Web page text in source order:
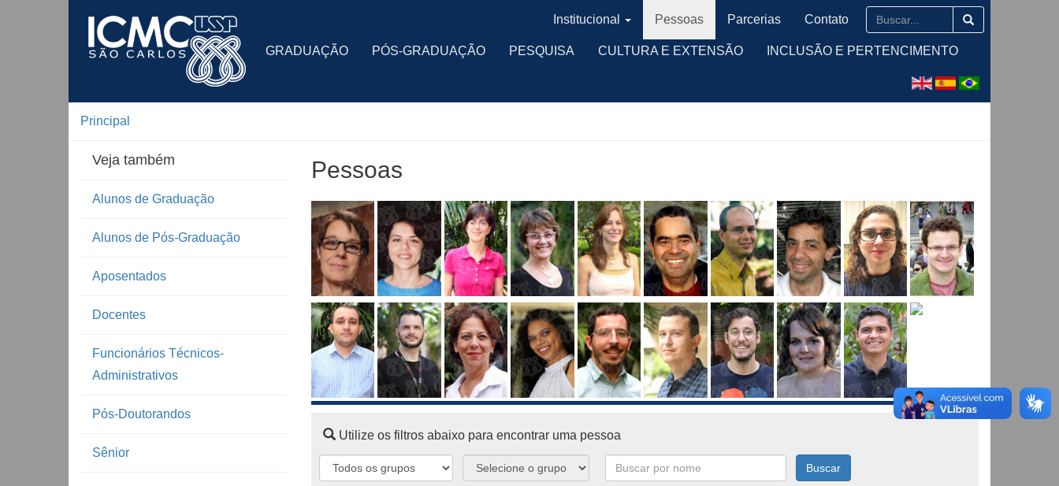
GRADUAÇÃO PÓS-GRADUAÇÃO PESQUISA CULTURA E EXTENSÃO INCLUSÃO E PERTENCIMENTO
Institucional Pessoas Parcerias Contato
Principal
Veja também
Alunos de Graduação
Alunos de Pós-Graduação
Aposentados
Docentes
Funcionários Técnicos-
Administrativos
Pós-Doutorandos
Sênior
Pessoas
Utilize os filtros abaixo para encontrar uma pessoa
Buscar